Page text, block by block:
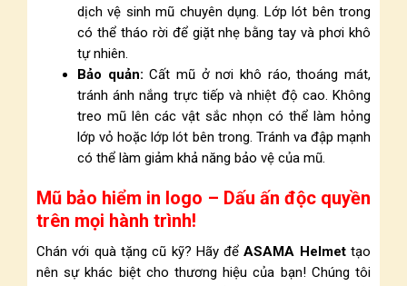
dịch vệ sinh mũ chuyên dụng. Lớp lót bên trong
có thể tháo rời để giặt nhẹ bằng tay và phơi khô
tự nhiên.
Bảo quản: Cất mũ ở nơi khô ráo, thoáng mát,
tránh ánh nắng trực tiếp và nhiệt độ cao. Không
treo mũ lên các vật sắc nhọn có thể làm hỏng
lớp vỏ hoặc lớp lót bên trong. Tránh va đập mạnh
có thể làm giảm khả năng bảo vệ của mũ.
Mũ bảo hiểm in logo – Dấu ấn độc quyền
trên mọi hành trình!
Chán với quà tặng cũ kỹ? Hãy đểASAMA Helmettạo
nên sự khác biệt cho thương hiệu của bạn! Chúng tôi